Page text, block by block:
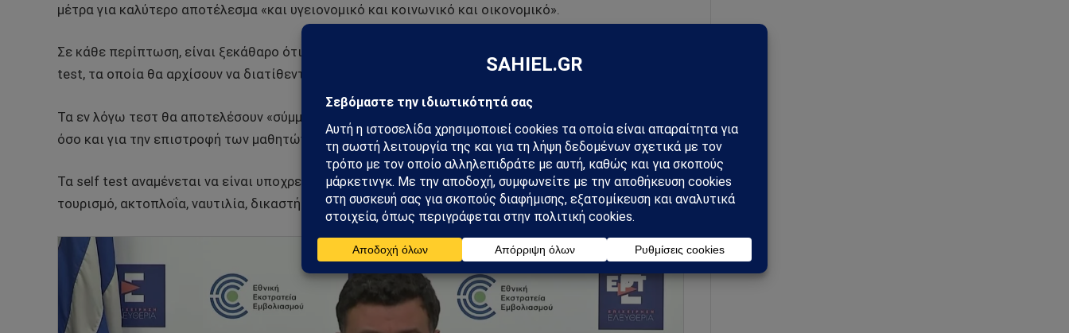
μέτρα για καλύτερο αποτέλεσμα «και υγειονομικό και κοινωνικό και οικονομικό».
Σε κάθε περίπτωση, είναι ξεκάθαρο ότι το άνοιγμα της χώρας μας θα γίνει με τη βοήθεια των self
test, τα οποία θα αρχίσουν να διατίθενται δωρεάν από τα φαρμακεία αρχές Απριλίου.
Τα εν λόγω τεστ θα αποτελέσουν «σύμμαχο» της χώρας μας τόσο για το άνοιγμα του λιανεμπορίου,
όσο και για την επιστροφή των μαθητών στα θρανία.
Τα self test αναμένεται να είναι υποχρεωτικά για τους εργαζόμενους σε λιανεμπόριο, εστίαση,
τουρισμό, ακτοπλοΐα, ναυτιλία, δικαστήρια καθώς και για εκπαιδευτικούς και μαθητές.